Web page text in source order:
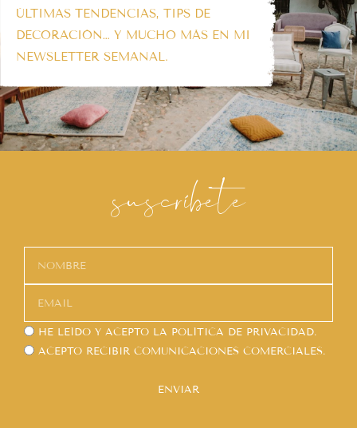
ÚLTIMAS TENDENCIAS, TIPS DE
DECORACIÓN… Y MUCHO MÁS EN MI
NEWSLETTER SEMANAL.
suscríbete
HE LEÍDO Y ACEPTO LA POLÍTICA DE PRIVACIDAD.
ACEPTO RECIBIR COMUNICACIONES COMERCIALES.
ENVIAR